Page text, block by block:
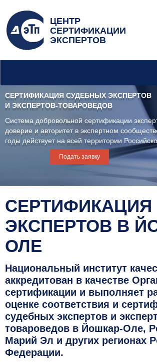
ЦЕНТР
СЕРТИФИКАЦИИ
ЭКСПЕРТОВ
СЕРТИФИКАЦИЯ СУДЕБНЫХ ЭКСПЕРТОВ
И ЭКСПЕРТОВ-ТОВАРОВЕДОВ
Система добровольной сертификации
доверие и авторитет в экспертном
годы действует на всей территории
Подать заявку
СЕРТИФИКАЦИЯ
ЭКСПЕРТОВ В
ОЛЕ
Национальный институт
аккредитован в качестве
сертификации и выполняет
оценке соответствия и
судебных экспертов и
товароведов в Йошкар-Оле,
Марий Эл и других регионах
Федерации.